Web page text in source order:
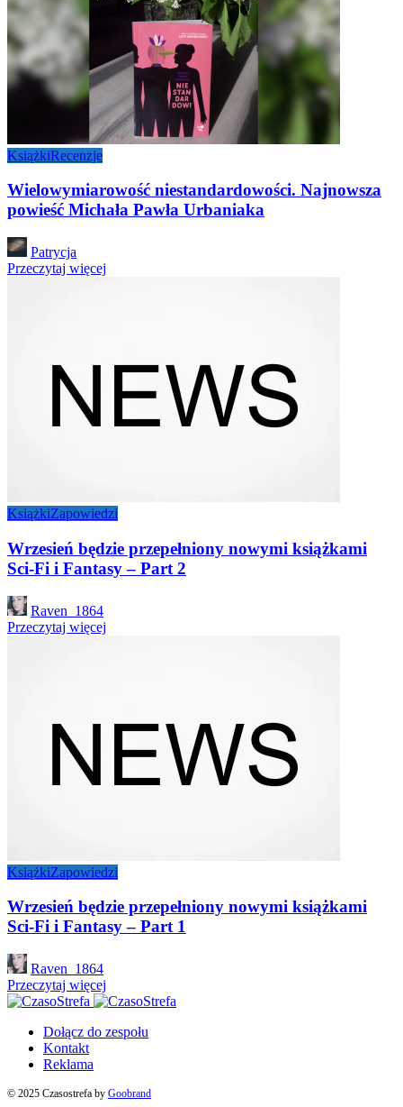
KsiążkiRecenzje
Wielowymiarowość niestandardowości. Najnowsza
powieść Michała Pawła Urbaniaka
Posted
by
Patrycja
Przeczytaj więcej
KsiążkiZapowiedzi
Wrzesień będzie przepełniony nowymi książkami
Sci-Fi i Fantasy – Part 2
Posted
by
Raven_1864
Przeczytaj więcej
KsiążkiZapowiedzi
Wrzesień będzie przepełniony nowymi książkami
Sci-Fi i Fantasy – Part 1
Posted
by
Raven_1864
Przeczytaj więcej
Dołącz do zespołu
Kontakt
Reklama
© 2025 Czasostrefa by Goobrand